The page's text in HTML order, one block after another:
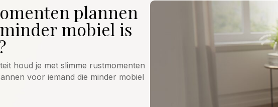
plannen
mobiel is
houd je met slimme rustmomenten
voor iemand die minder mobiel